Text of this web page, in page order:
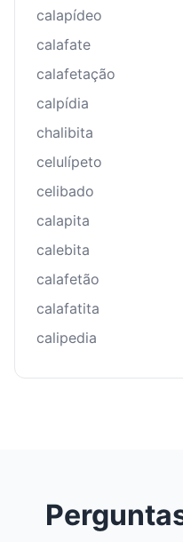
calapídeo
calafate
calafetação
calpídia
chalibita
celulípeto
celibado
calapita
calebita
calafetão
calafatita
calipedia